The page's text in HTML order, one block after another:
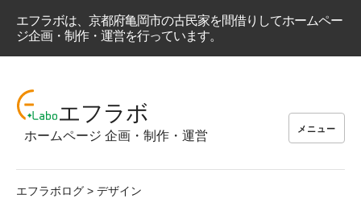
エフラボは、京都府亀岡市の古民家を間借りしてホームペー
ジ企画・制作・運営を行っています。
エフラボ
ホームページ 企画・制作・運営 メニュー
エフラボログ > デザイン